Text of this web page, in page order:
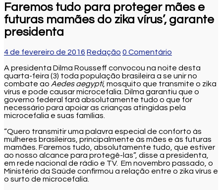
Faremos tudo para proteger mães e
futuras mamães do zika vírus’, garante
presidenta
4 de fevereiro de 2016 Redação 0 Comentário
A presidenta Dilma Rousseff convocou na noite desta
quarta-feira (3) toda população brasileira a se unir no
combate ao Aedes aegypti, mosquito que transmite o zika
vírus e pode causar microcefalia. Dilma garantiu que o
governo federal fará absolutamente tudo o que for
necessário para apoiar as crianças atingidas pela
microcefalia e suas famílias.
“Quero transmitir uma palavra especial de conforto às
mulheres brasileiras, principalmente às mães e às futuras
mamães. Faremos tudo, absolutamente tudo, que estiver
ao nosso alcance para protegê-las”, disse a presidenta,
em rede nacional de rádio e TV. Em novembro passado, o
Ministério da Saúde confirmou a relação entre o zika vírus e
o surto de microcefalia.